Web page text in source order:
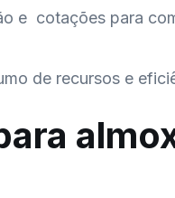
e cotações para
de recursos e